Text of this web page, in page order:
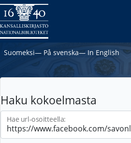
Suomeksi― På svenska― In English
Haku kokoelmasta
Hae url-osoitteella: